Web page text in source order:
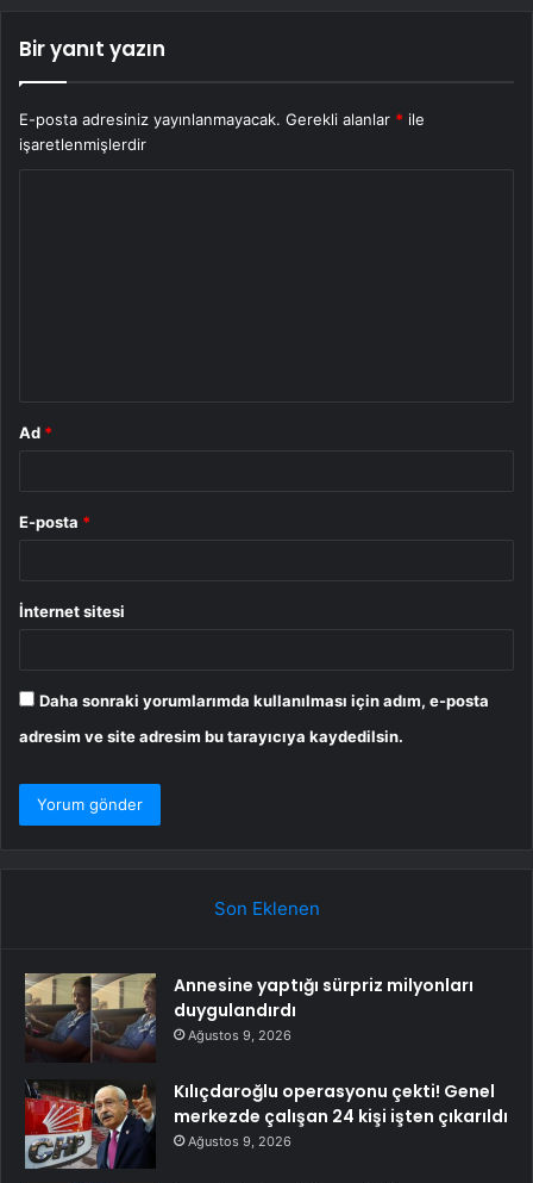
Bir yanıt yazın
E-posta adresiniz yayınlanmayacak. Gerekli alanlar * ile
işaretlenmişlerdir
Ad *
E-posta *
İnternet sitesi
Daha sonraki yorumlarımda kullanılması için adım, e-posta
adresim ve site adresim bu tarayıcıya kaydedilsin.
Son Eklenen
Annesine yaptığı sürpriz milyonları
duygulandırdı
Ağustos 9, 2026
Kılıçdaroğlu operasyonu çekti! Genel
merkezde çalışan 24 kişi işten çıkarıldı
Ağustos 9, 2026